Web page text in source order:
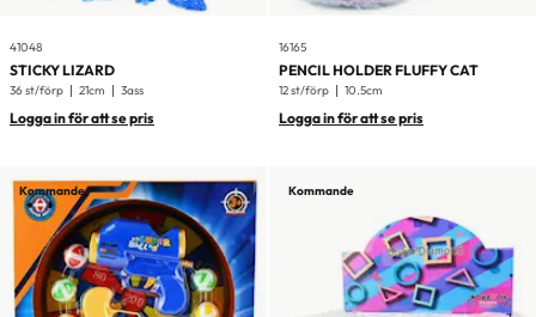
41048
STICKY LIZARD
36 st/förp 21cm 3ass
Logga in för att se pris
16165
PENCIL HOLDER FLUFFY CAT
12 st/förp 10.5cm
Logga in för att se pris
Kommande Kommande